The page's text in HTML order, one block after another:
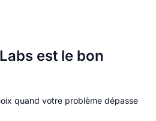
est le bon
quand votre problème dépasse